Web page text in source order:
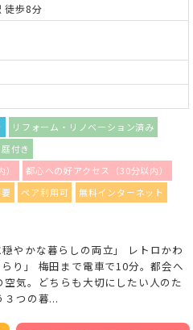
徒歩8分
リフォーム・リノベーション済み
庭付き
都心への好アクセス（30分以内）
ペア利用可
無料インターネット
やかな暮らしの両立」 レトロかわ
り」 梅田まで電車で10分。都会へ
気。どちらも大切にしたい人のた
３つの暮...